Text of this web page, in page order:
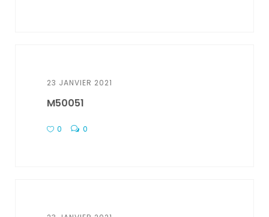
23 JANVIER 2021
M50051
0 0